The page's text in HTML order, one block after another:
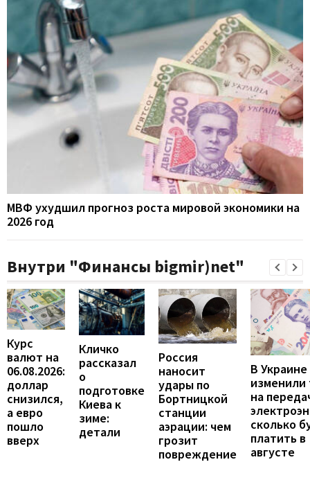
МВФ ухудшил прогноз роста мировой экономики на
2026 год
Внутри "Финансы bigmir)net"
Курс
валют на
06.08.2026:
доллар
снизился,
а евро
пошло
вверх
Кличко
рассказал
о
подготовке
Киева к
зиме:
детали
Россия
наносит
удары по
Бортницкой
станции
аэрации: чем
грозит
повреждение
В Украине
на
сколько
платить в
августе